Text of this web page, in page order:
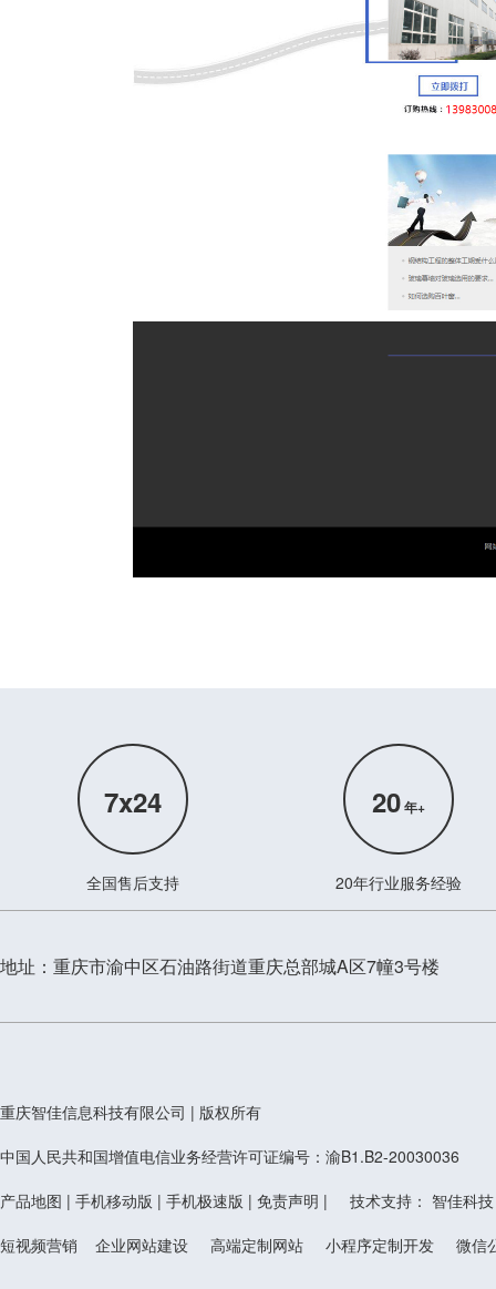
7x24
全国售后支持
20年+
20年行业服务经验
地址：重庆市渝中区石油路街道重庆总部城A区7幢3号楼
重庆智佳信息科技有限公司 | 版权所有
中国人民共和国增值电信业务经营许可证编号：渝B1.B2-20030036
产品地图 | 手机移动版 | 手机极速版 | 免责声明 | 技术支持： 智佳科技
短视频营销 企业网站建设 高端定制网站 小程序定制开发 微